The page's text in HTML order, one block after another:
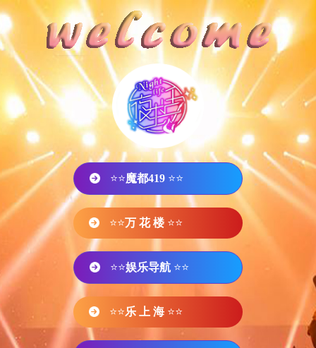
⭐⭐魔都419 ⭐⭐
⭐⭐万 花 楼 ⭐⭐
⭐⭐娱乐导航 ⭐⭐
⭐⭐乐 上 海 ⭐⭐